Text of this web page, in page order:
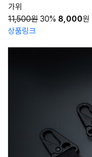
가위
11,500원 30% 8,000원
상품링크